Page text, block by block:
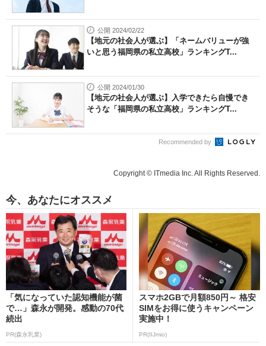
公開 2024/02/22
【地元の社会人が選ぶ】「ネームバリューが強
いと思う福岡県の私立高校」ランキングT...
公開 2024/01/30
【地元の社会人が選ぶ】入学できたら自慢でき
そうな「福岡県の私立高校」ランキングT...
Recommended by
Copyright © ITmedia Inc. All Rights Reserved.
今、あなたにオススメ
「気になっていた認知機能が菌
で…」森永が開発。感動の70代
続出
PR(森永乳業)
スマホ2GBで月額850円～ 格安
SIMをお得に使うキャンペーン
実施中！
PR(IIJmio)